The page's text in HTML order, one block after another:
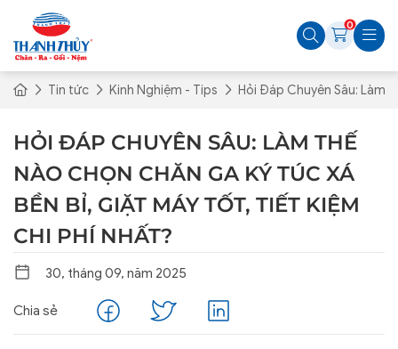
0
Tin tức Kinh Nghiệm - Tips Hỏi Đáp Chuyên Sâu: Làm
HỎI ĐÁP CHUYÊN SÂU: LÀM THẾ
NÀO CHỌN CHĂN GA KÝ TÚC XÁ
BỀN BỈ, GIẶT MÁY TỐT, TIẾT KIỆM
CHI PHÍ NHẤT?
30, tháng 09, năm 2025
Chia sẻ